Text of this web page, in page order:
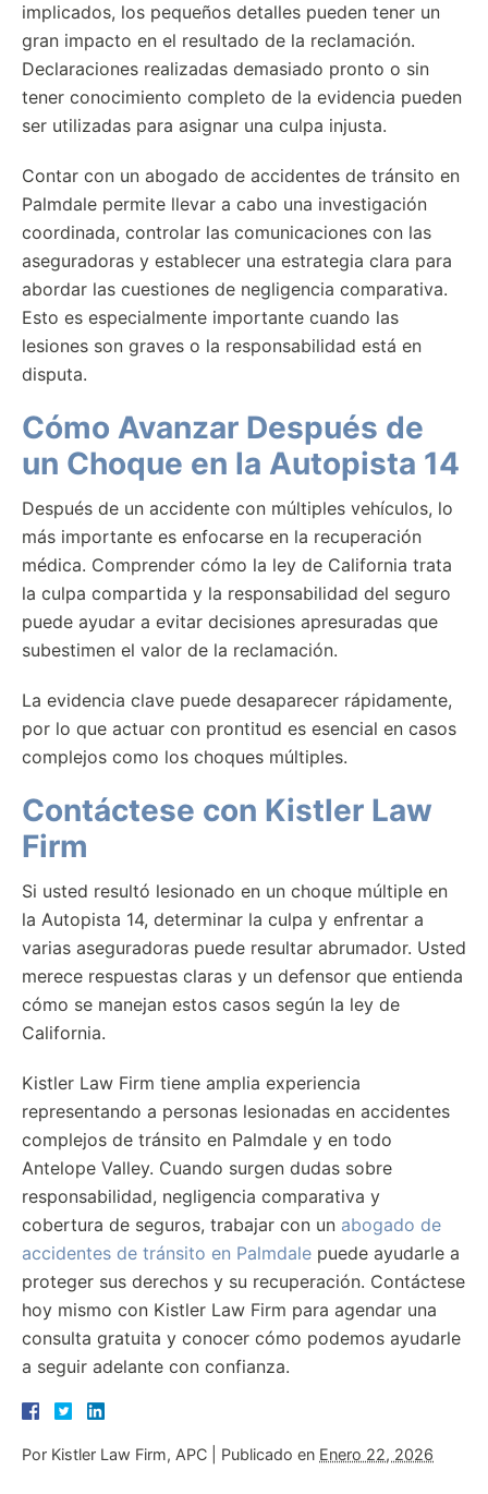
implicados, los pequeños detalles pueden tener un
gran impacto en el resultado de la reclamación.
Declaraciones realizadas demasiado pronto o sin
tener conocimiento completo de la evidencia pueden
ser utilizadas para asignar una culpa injusta.
Contar con un abogado de accidentes de tránsito en
Palmdale permite llevar a cabo una investigación
coordinada, controlar las comunicaciones con las
aseguradoras y establecer una estrategia clara para
abordar las cuestiones de negligencia comparativa.
Esto es especialmente importante cuando las
lesiones son graves o la responsabilidad está en
disputa.
Cómo Avanzar Después de
un Choque en la Autopista 14
Después de un accidente con múltiples vehículos, lo
más importante es enfocarse en la recuperación
médica. Comprender cómo la ley de California trata
la culpa compartida y la responsabilidad del seguro
puede ayudar a evitar decisiones apresuradas que
subestimen el valor de la reclamación.
La evidencia clave puede desaparecer rápidamente,
por lo que actuar con prontitud es esencial en casos
complejos como los choques múltiples.
Contáctese con Kistler Law
Firm
Si usted resultó lesionado en un choque múltiple en
la Autopista 14, determinar la culpa y enfrentar a
varias aseguradoras puede resultar abrumador. Usted
merece respuestas claras y un defensor que entienda
cómo se manejan estos casos según la ley de
California.
Kistler Law Firm tiene amplia experiencia
representando a personas lesionadas en accidentes
complejos de tránsito en Palmdale y en todo
Antelope Valley. Cuando surgen dudas sobre
responsabilidad, negligencia comparativa y
cobertura de seguros, trabajar con un abogado de
accidentes de tránsito en Palmdale puede ayudarle a
proteger sus derechos y su recuperación. Contáctese
hoy mismo con Kistler Law Firm para agendar una
consulta gratuita y conocer cómo podemos ayudarle
a seguir adelante con confianza.
Por Kistler Law Firm, APC Publicado en Enero 22, 2026